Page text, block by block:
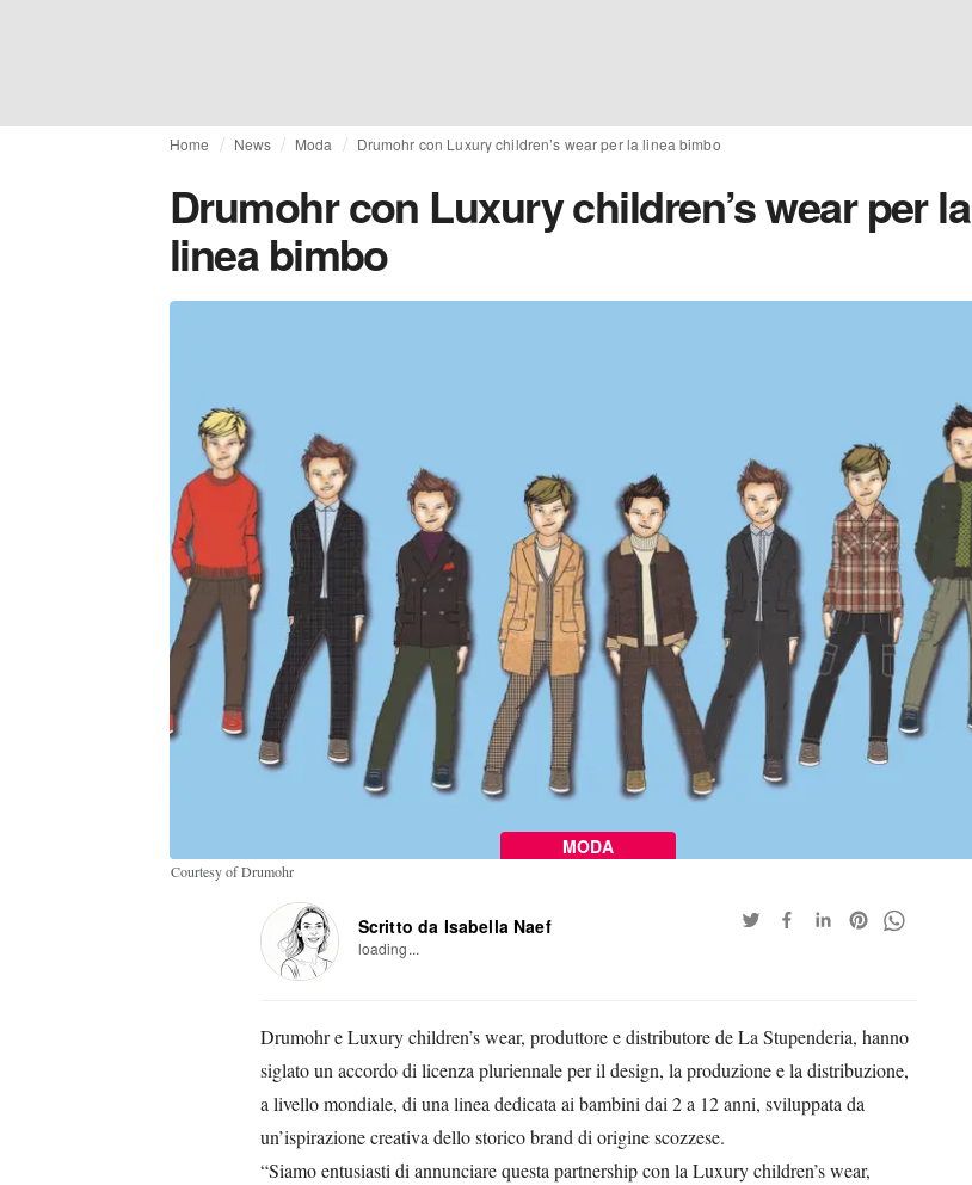
Home News Moda Drumohr con Luxury children’s wear per la linea bimbo
Drumohr con Luxury children’s wear per la
linea bimbo
MODA
Courtesy of Drumohr
Scritto da Isabella Naef
loading...
Drumohr e Luxury children’s wear, produttore e distributore de La Stupenderia, hanno
siglato un accordo di licenza pluriennale per il design, la produzione e la distribuzione,
a livello mondiale, di una linea dedicata ai bambini dai 2 a 12 anni, sviluppata da
un’ispirazione creativa dello storico brand di origine scozzese.
“Siamo entusiasti di annunciare questa partnership con la Luxury children’s wear,